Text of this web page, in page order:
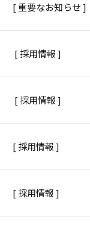
[ 重要なお知らせ ]
[ 採用情報 ]
[ 採用情報 ]
[ 採用情報 ]
[ 採用情報 ]